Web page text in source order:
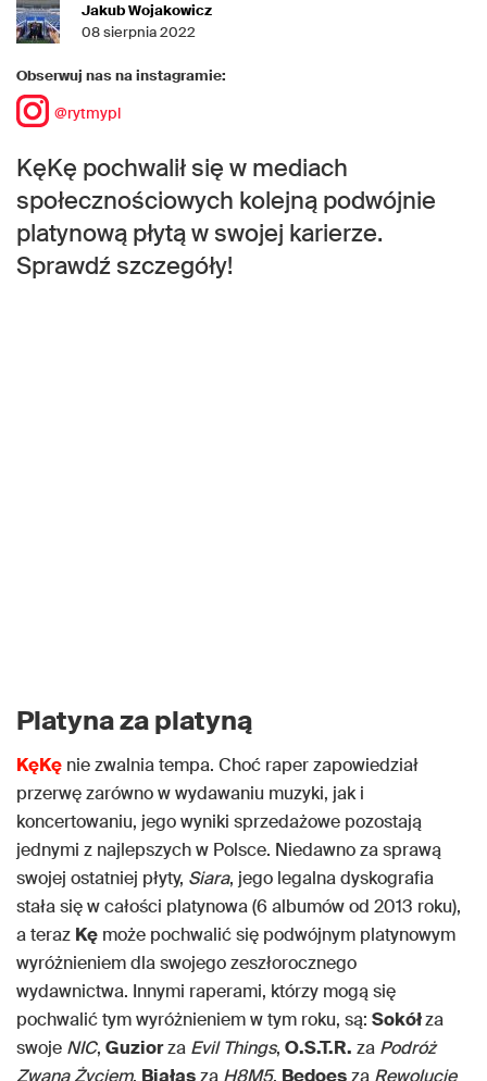
Jakub Wojakowicz
08 sierpnia 2022
Obserwuj nas na instagramie:
@rytmypl
KęKę pochwalił się w mediach
społecznościowych kolejną podwójnie
platynową płytą w swojej karierze.
Sprawdź szczegóły!
Platyna za platyną
KęKę nie zwalnia tempa. Choć raper zapowiedział
przerwę zarówno w wydawaniu muzyki, jak i
koncertowaniu, jego wyniki sprzedażowe pozostają
jednymi z najlepszych w Polsce. Niedawno za sprawą
swojej ostatniej płyty, Siara, jego legalna dyskografia
stała się w całości platynowa (6 albumów od 2013 roku),
a teraz Kę może pochwalić się podwójnym platynowym
wyróżnieniem dla swojego zeszłorocznego
wydawnictwa. Innymi raperami, którzy mogą się
pochwalić tym wyróżnieniem w tym roku, są: Sokółza
swoje NIC, Guziorza Evil Things, O.S.T.R. za Podróż